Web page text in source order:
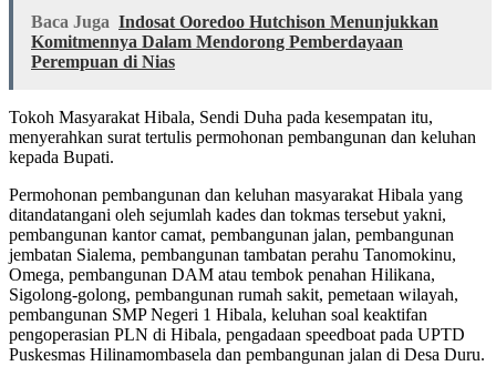
Baca Juga Indosat Ooredoo Hutchison Menunjukkan
Komitmennya Dalam Mendorong Pemberdayaan
Perempuan di Nias
Tokoh Masyarakat Hibala, Sendi Duha pada kesempatan itu,
menyerahkan surat tertulis permohonan pembangunan dan keluhan
kepada Bupati.
Permohonan pembangunan dan keluhan masyarakat Hibala yang
ditandatangani oleh sejumlah kades dan tokmas tersebut yakni,
pembangunan kantor camat, pembangunan jalan, pembangunan
jembatan Sialema, pembangunan tambatan perahu Tanomokinu,
Omega, pembangunan DAM atau tembok penahan Hilikana,
Sigolong-golong, pembangunan rumah sakit, pemetaan wilayah,
pembangunan SMP Negeri 1 Hibala, keluhan soal keaktifan
pengoperasian PLN di Hibala, pengadaan speedboat pada UPTD
Puskesmas Hilinamombasela dan pembangunan jalan di Desa Duru.